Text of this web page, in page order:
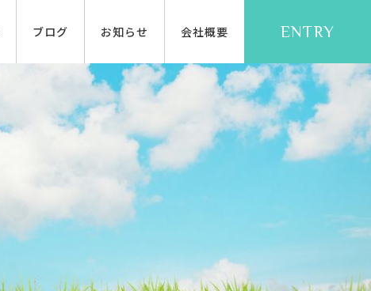
ブログ お知らせ 会社概要 ENTRY